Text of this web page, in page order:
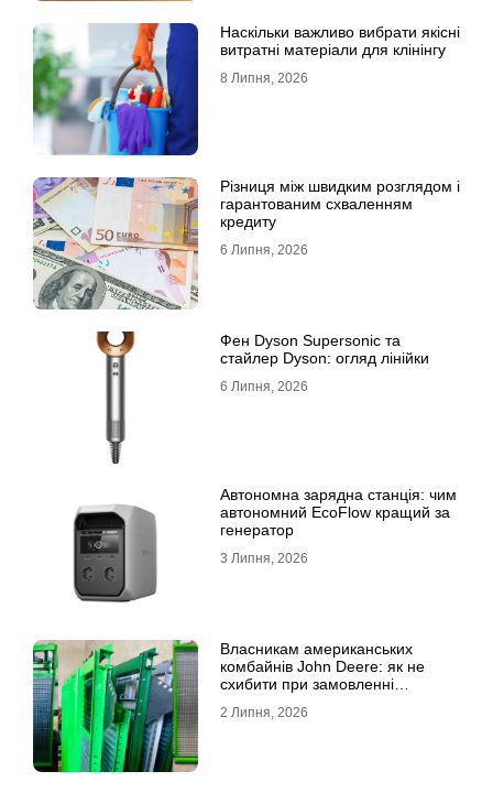
Наскільки важливо вибрати якісні
витратні матеріали для клінінгу
8 Липня, 2026
Різниця між швидким розглядом і
гарантованим схваленням
кредиту
6 Липня, 2026
Фен Dyson Supersonic та
стайлер Dyson: огляд лінійки
6 Липня, 2026
Автономна зарядна станція: чим
автономний EcoFlow кращий за
генератор
3 Липня, 2026
Власникам американських
комбайнів John Deere: як не
схибити при замовленні
2 Липня, 2026